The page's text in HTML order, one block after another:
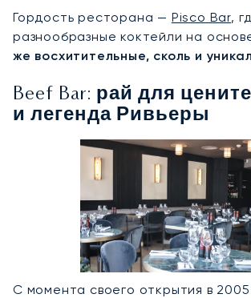
Гордость ресторана — Pisco Bar,
разнообразные коктейли на
же восхитительные, сколь и
Beef Bar: рай для
и легенда Ривьеры
С момента своего открытия в